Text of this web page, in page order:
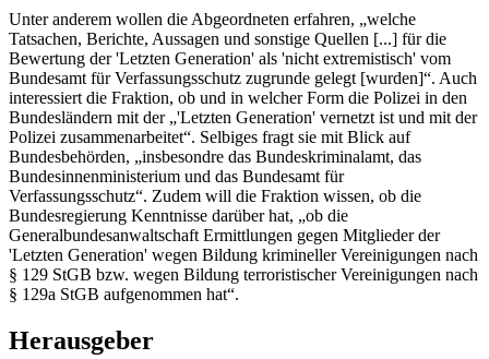
Unter anderem wollen die Abgeordneten erfahren, „welche
Tatsachen, Berichte, Aussagen und sonstige Quellen [...] für die
Bewertung der 'Letzten Generation' als 'nicht extremistisch' vom
Bundesamt für Verfassungsschutz zugrunde gelegt [wurden]“. Auch
interessiert die Fraktion, ob und in welcher Form die Polizei in den
Bundesländern mit der „'Letzten Generation' vernetzt ist und mit der
Polizei zusammenarbeitet“. Selbiges fragt sie mit Blick auf
Bundesbehörden, „insbesondre das Bundeskriminalamt, das
Bundesinnenministerium und das Bundesamt für
Verfassungsschutz“. Zudem will die Fraktion wissen, ob die
Bundesregierung Kenntnisse darüber hat, „ob die
Generalbundesanwaltschaft Ermittlungen gegen Mitglieder der
'Letzten Generation' wegen Bildung krimineller Vereinigungen nach
§ 129 StGB bzw. wegen Bildung terroristischer Vereinigungen nach
§ 129a StGB aufgenommen hat“.
Herausgeber